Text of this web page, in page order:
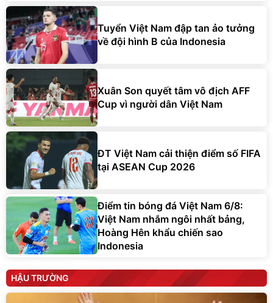
về đội hình B của Indonesia
Cup vì người dân Việt Nam
tại ASEAN Cup 2026
Việt Nam nhắm ngôi nhất bảng,
Hoàng Hên khẩu chiến sao
Indonesia
HẬU TRƯỜNG